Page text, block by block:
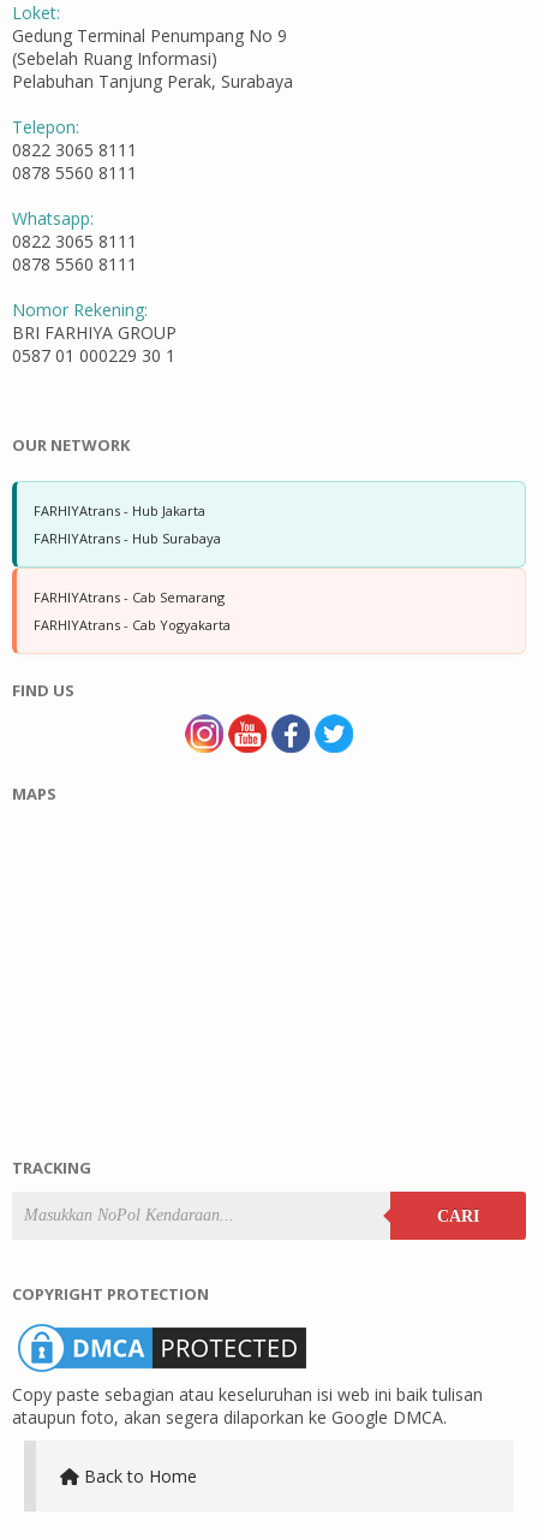
Loket:
Gedung Terminal Penumpang No 9
(Sebelah Ruang Informasi)
Pelabuhan Tanjung Perak, Surabaya
Telepon:
0822 3065 8111
0878 5560 8111
Whatsapp:
0822 3065 8111
0878 5560 8111
Nomor Rekening:
BRI FARHIYA GROUP
0587 01 000229 30 1
OUR NETWORK
FARHIYAtrans - Hub Jakarta
FARHIYAtrans - Hub Surabaya
FARHIYAtrans - Cab Semarang
FARHIYAtrans - Cab Yogyakarta
FIND US
MAPS
TRACKING
CARI
COPYRIGHT PROTECTION
Copy paste sebagian atau keseluruhan isi web ini baik tulisan
ataupun foto, akan segera dilaporkan ke Google DMCA.
Back to Home